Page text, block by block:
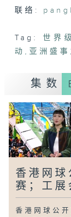
联络:
Tag: 世界
动 ,亚洲盛事
集数
香港网球
赛；工展
香港网球公开